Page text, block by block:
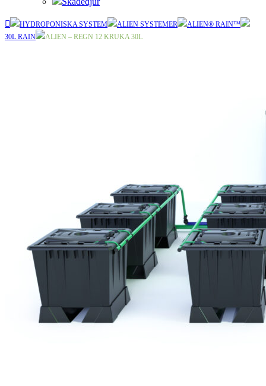
HYDROPONISKA SYSTEM ALIEN SYSTEMER
ALIEN® RAIN™
30L RAIN
ALIEN – REGN 12 KRUKA 30L